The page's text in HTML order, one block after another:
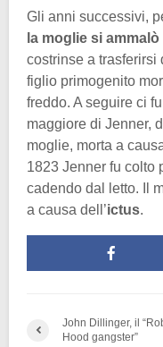
Gli anni successivi,
la moglie si
costrinse a trasferirsi
figlio primogenito
freddo. A seguire ci
maggiore di Jenner,
moglie, morta a
1823 Jenner fu colto
cadendo dal letto. Il
a causa dell’ictus.
John Dillinger, il
Hood gangster”